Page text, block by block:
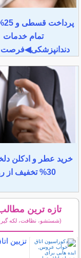
تمام خدمات
دندانپزشکی◀فرصت
خرید عطر و ادکلن
30% تخفیف از روژا
تازه ترین
(شستشو، نظافت، لکه
تزیین